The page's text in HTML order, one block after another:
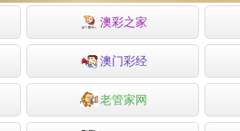
澳彩之家
澳门彩经
老管家网